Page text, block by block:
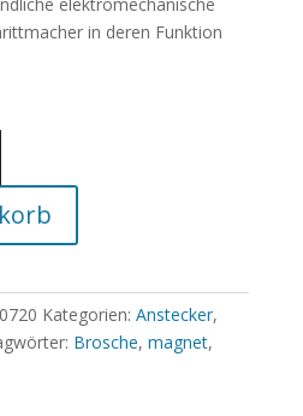
in deren Funktion
Kategorien: Anstecker,
Brosche, magnet,